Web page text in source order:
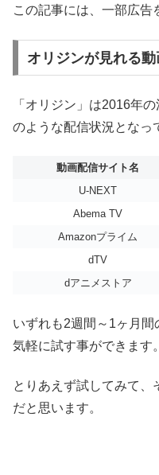
この記事には、一部広告
オリジンが見れる
「オリジン」は2016年
のような配信状況となっ
動画配信サイト名
U-NEXT
Abema TV
Amazonプライム
dTV
dアニメストア
いずれも2週間～1ヶ月間
気軽に試す事ができます。
とりあえず試してみて、
だと思います。